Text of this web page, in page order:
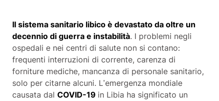
Il sistema sanitario libico è devastato da oltre un
decennio di guerra e instabilità. I problemi negli
ospedali e nei centri di salute non si contano:
frequenti interruzioni di corrente, carenza di
forniture mediche, mancanza di personale sanitario,
solo per citarne alcuni. L’emergenza mondiale
causata dal COVID-19 in Libia ha significato un